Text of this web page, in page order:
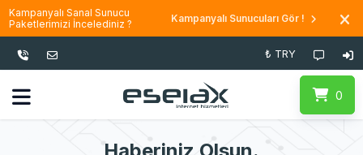
Kampanyalı Sanal Sunucu
Paketlerimizi İncelediniz ?
Kampanyalı Sunucuları Gör !
₺ TRY
0